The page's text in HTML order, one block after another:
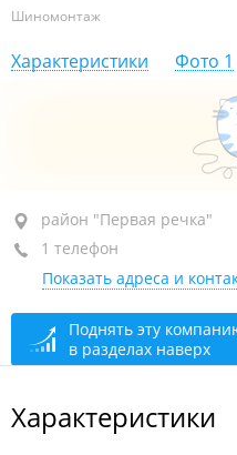
Шиномонтаж
Характеристики Фото 1
район "Первая речка",
+7 (423) 248-61-33
закрыто, откроется в 09:00
район "Первая речка"
1 телефон
Показать адреса и
Поднять эту
в разделах наверх
Характеристики